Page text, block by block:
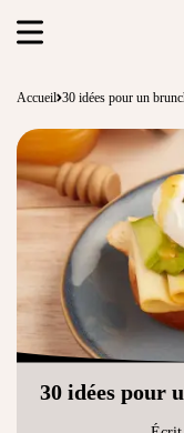
Accueil 30 idées pour un
30 idées pour